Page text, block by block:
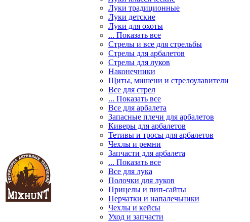
Луки традиционные
Луки детские
Луки для охоты
... Показать все
Стрелы и все для стрельбы
Стрелы для арбалетов
Стрелы для луков
Наконечники
Щиты, мишени и стрелоулавители
Все для стрел
... Показать все
Все для арбалета
Запасные плечи для арбалетов
Киверы для арбалетов
Тетивы и тросы для арбалетов
Чехлы и ремни
Запчасти для арбалета
... Показать все
Все для лука
Полочки для луков
Прицелы и пип-сайты
Перчатки и напалечьники
Чехлы и кейсы
Уход и запчасти